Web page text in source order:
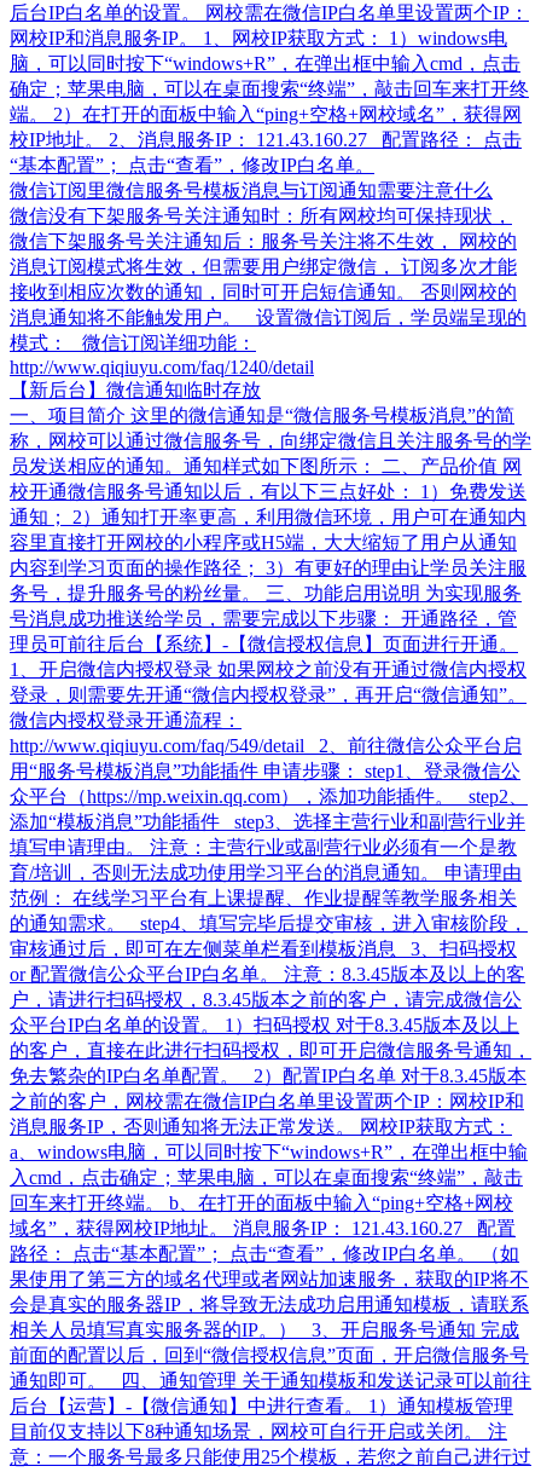
后台IP白名单的设置。 网校需在微信IP白名单里设置两个IP：
网校IP和消息服务IP。 1、网校IP获取方式： 1）windows电
脑，可以同时按下“windows+R”，在弹出框中输入cmd，点击
确定；苹果电脑，可以在桌面搜索“终端”，敲击回车来打开终
端。 2）在打开的面板中输入“ping+空格+网校域名”，获得网
校IP地址。 2、消息服务IP： 121.43.160.27 配置路径： 点击
“基本配置”； 点击“查看”，修改IP白名单。
微信订阅里微信服务号模板消息与订阅通知需要注意什么
微信没有下架服务号关注通知时：所有网校均可保持现状，
微信下架服务号关注通知后：服务号关注将不生效， 网校的
消息订阅模式将生效，但需要用户绑定微信， 订阅多次才能
接收到相应次数的通知，同时可开启短信通知。 否则网校的
消息通知将不能触发用户。 设置微信订阅后，学员端呈现的
模式： 微信订阅详细功能：
http://www.qiqiuyu.com/faq/1240/detail
【新后台】微信通知临时存放
一、项目简介 这里的微信通知是“微信服务号模板消息”的简
称，网校可以通过微信服务号，向绑定微信且关注服务号的学
员发送相应的通知。通知样式如下图所示： 二、产品价值 网
校开通微信服务号通知以后，有以下三点好处： 1）免费发送
通知； 2）通知打开率更高，利用微信环境，用户可在通知内
容里直接打开网校的小程序或H5端，大大缩短了用户从通知
内容到学习页面的操作路径； 3）有更好的理由让学员关注服
务号，提升服务号的粉丝量。 三、功能启用说明 为实现服务
号消息成功推送给学员，需要完成以下步骤： 开通路径，管
理员可前往后台【系统】-【微信授权信息】页面进行开通。
1、开启微信内授权登录 如果网校之前没有开通过微信内授权
登录，则需要先开通“微信内授权登录”，再开启“微信通知”。
微信内授权登录开通流程：
http://www.qiqiuyu.com/faq/549/detail 2、前往微信公众平台启
用“服务号模板消息”功能插件 申请步骤： step1、登录微信公
众平台（https://mp.weixin.qq.com），添加功能插件。 step2、
添加“模板消息”功能插件 step3、选择主营行业和副营行业并
填写申请理由。 注意：主营行业或副营行业必须有一个是教
育/培训，否则无法成功使用学习平台的消息通知。 申请理由
范例： 在线学习平台有上课提醒、作业提醒等教学服务相关
的通知需求。 step4、填写完毕后提交审核，进入审核阶段，
审核通过后，即可在左侧菜单栏看到模板消息 3、扫码授权
or 配置微信公众平台IP白名单。 注意：8.3.45版本及以上的客
户，请进行扫码授权，8.3.45版本之前的客户，请完成微信公
众平台IP白名单的设置。 1）扫码授权 对于8.3.45版本及以上
的客户，直接在此进行扫码授权，即可开启微信服务号通知，
免去繁杂的IP白名单配置。 2）配置IP白名单 对于8.3.45版本
之前的客户，网校需在微信IP白名单里设置两个IP：网校IP和
消息服务IP，否则通知将无法正常发送。 网校IP获取方式：
a、windows电脑，可以同时按下“windows+R”，在弹出框中输
入cmd，点击确定；苹果电脑，可以在桌面搜索“终端”，敲击
回车来打开终端。 b、在打开的面板中输入“ping+空格+网校
域名”，获得网校IP地址。 消息服务IP： 121.43.160.27 配置
路径： 点击“基本配置”； 点击“查看”，修改IP白名单。 （如
果使用了第三方的域名代理或者网站加速服务，获取的IP将不
会是真实的服务器IP，将导致无法成功启用通知模板，请联系
相关人员填写真实服务器的IP。） 3、开启服务号通知 完成
前面的配置以后，回到“微信授权信息”页面，开启微信服务号
通知即可。 四、通知管理 关于通知模板和发送记录可以前往
后台【运营】-【微信通知】中进行查看。 1）通知模板管理
目前仅支持以下8种通知场景，网校可自行开启或关闭。 注
意：一个服务号最多只能使用25个模板，若您之前自己进行过